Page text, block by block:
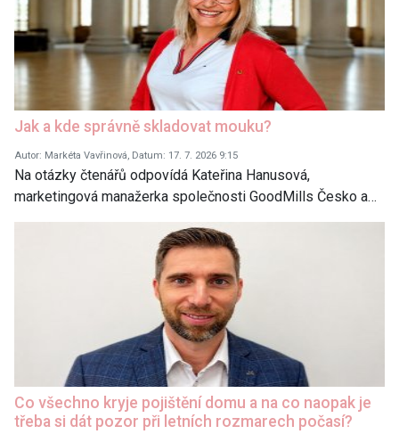
Jak a kde správně skladovat mouku?
Autor: Markéta Vavřinová, Datum: 17. 7. 2026 9:15
Na otázky čtenářů odpovídá Kateřina Hanusová,
marketingová manažerka společnosti GoodMills Česko a…
Co všechno kryje pojištění domu a na co naopak je
třeba si dát pozor při letních rozmarech počasí?